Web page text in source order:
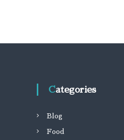
Categories
Blog
Food